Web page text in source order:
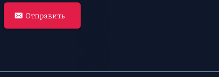
Отправить